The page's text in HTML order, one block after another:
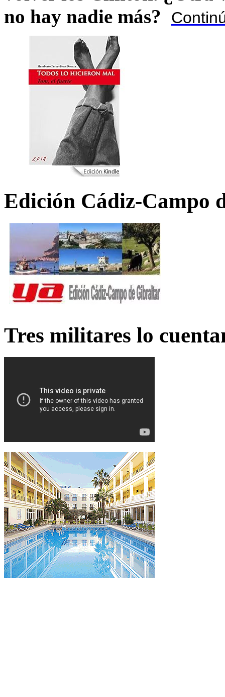
no hay nadie más?
Edición Cádiz-Campo
Tres militares lo